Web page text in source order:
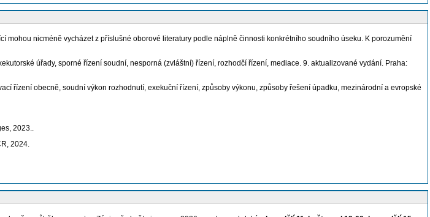
nicméně vycházet z příslušné oborové literatury podle náplně činnosti konkrétního soudního úseku. K porozumění
úřady, sporné řízení soudní, nesporná (zvláštní) řízení, rozhodčí řízení, mediace. 9. aktualizované vydání. Praha:
řízení obecně, soudní výkon rozhodnutí, exekuční řízení, způsoby výkonu, způsoby řešení úpadku, mezinárodní a evropské
2023..
2024.